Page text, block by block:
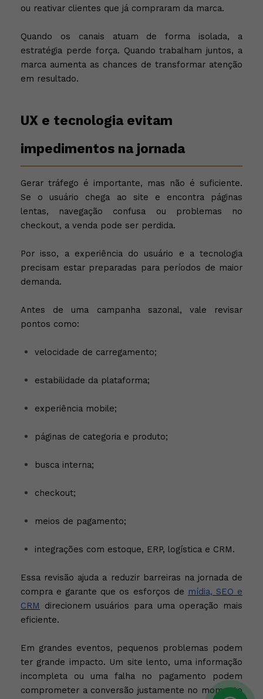
ou reativar clientes que já compraram da marca.
Quando os canais atuam de forma isolada, a
estratégia perde força. Quando trabalham juntos, a
marca aumenta as chances de transformar atenção
em resultado.
UX e tecnologia evitam
impedimentos na jornada
Gerar tráfego é importante, mas não é suficiente.
Se o usuário chega ao site e encontra páginas
lentas, navegação confusa ou problemas no
checkout, a venda pode ser perdida.
Por isso, a experiência do usuário e a tecnologia
precisam estar preparadas para períodos de maior
demanda.
Antes de uma campanha sazonal, vale revisar
pontos como:
velocidade de carregamento;
estabilidade da plataforma;
experiência mobile;
páginas de categoria e produto;
busca interna;
checkout;
meios de pagamento;
integrações com estoque, ERP, logística e CRM.
Essa revisão ajuda a reduzir barreiras na jornada de
compra e garante que os esforços de mídia, SEO e
CRM
direcionem usuários para uma operação mais
eficiente.
Em grandes eventos, pequenos problemas podem
ter grande impacto. Um site lento, uma informação
incompleta ou uma falha no pagamento podem
comprometer a conversão justamente no momento